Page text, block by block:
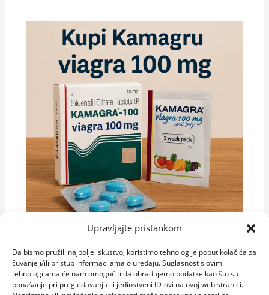
Upravljajte pristankom
Da bismo pružili najbolje iskustvo, koristimo tehnologije poput kolačića za
čuvanje i/ili pristup informacijama o uređaju. Suglasnost s ovim
tehnologijama će nam omogućiti da obrađujemo podatke kao što su
ponašanje pri pregledavanju ili jedinstveni ID-ovi na ovoj web stranici.
Kamagra i njezina dostupnost u Hrvatskoj
– što biste trebali znati